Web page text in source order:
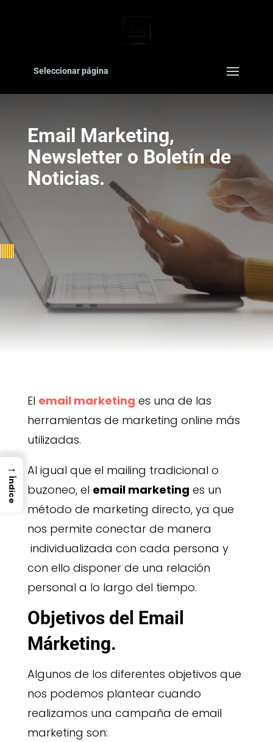
Seleccionar página
Email Marketing,
Newsletter o Boletín de
Noticias.
El email marketing es una de las
herramientas de marketing online más
utilizadas.
Al igual que el mailing tradicional o
buzoneo, el email marketing es un
método de marketing directo, ya que
nos permite conectar de manera
individualizada con cada persona y
con ello disponer de una relación
personal a lo largo del tiempo.
Objetivos del Email
Márketing.
Algunos de los diferentes objetivos que
nos podemos plantear cuando
realizamos una campaña de email
marketing son:
→
Índice